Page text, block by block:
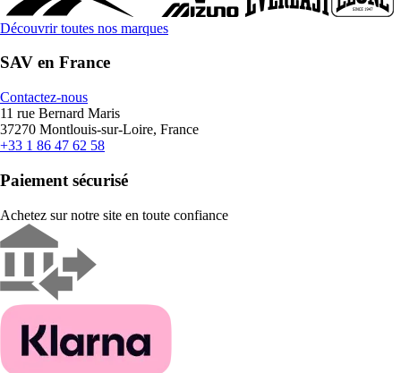
Découvrir toutes nos marques
SAV en France
Contactez-nous
11 rue Bernard Maris
37270 Montlouis-sur-Loire, France
+33 1 86 47 62 58
Paiement sécurisé
Achetez sur notre site en toute confiance